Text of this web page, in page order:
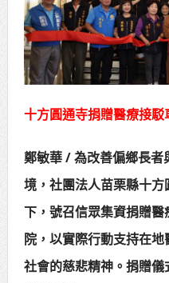
高雄「三民運
邁、運動部長李
高雄東照山關
法比賽 圓滿落幕
不對稱戰力
蔣萬安再拋出
邁組閣
賴總統肯定「金
十方圓通寺捐贈醫療接
鄭敏華 / 為改善偏鄉長者
境，社團法人苗栗縣十
下，號召信眾集資捐贈
院，以實際行動支持在
社會的慈悲精神。捐贈